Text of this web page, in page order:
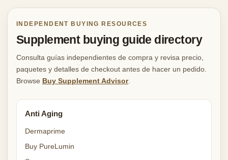
INDEPENDENT BUYING RESOURCES
Supplement buying guide directory
Consulta guías independientes de compra y revisa precio,
paquetes y detalles de checkout antes de hacer un pedido.
Browse Buy Supplement Advisor.
Anti Aging
Dermaprime
Buy PureLumin